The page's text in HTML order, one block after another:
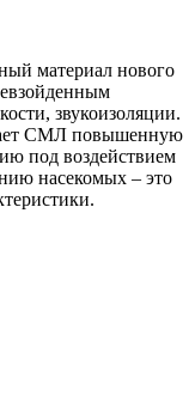
материал нового
звукоизоляции.
СМЛ повышенную
под воздействием
насекомых – это